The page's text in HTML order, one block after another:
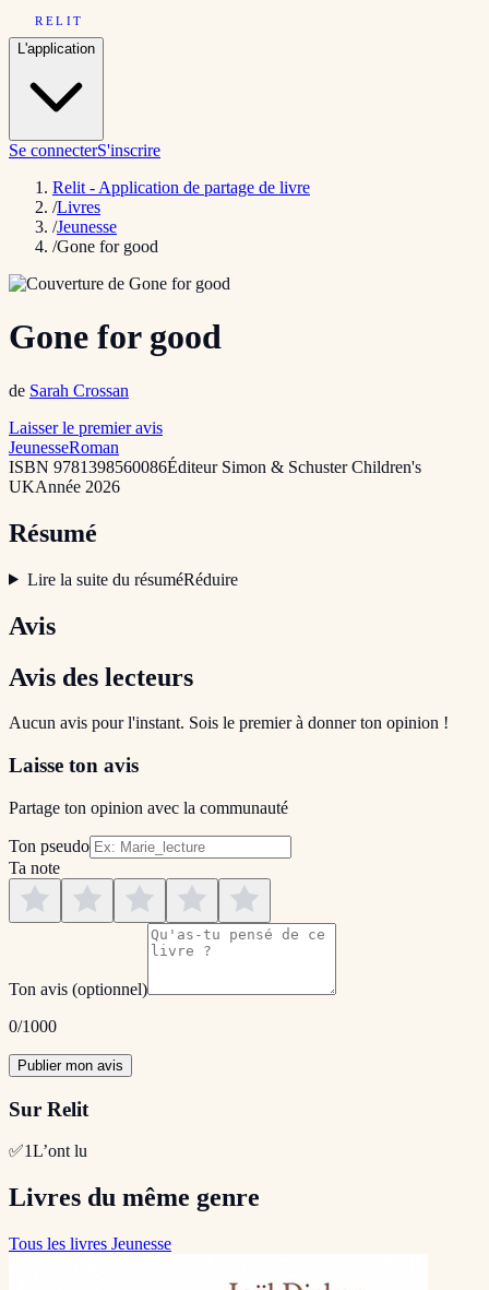
RELIT
L'application
Se connecterS'inscrire
Relit - Application de partage de livre
/Livres
/Jeunesse
/Gone for good
Gone for good
de Sarah Crossan
Laisser le premier avis
JeunesseRoman
ISBN 9781398560086Éditeur Simon & Schuster Children's
UKAnnée 2026
Résumé
Lire la suite du résuméRéduire
Avis
Avis des lecteurs
Aucun avis pour l'instant. Sois le premier à donner ton opinion !
Laisse ton avis
Partage ton opinion avec la communauté
Ton pseudo
Ta note
Ton avis (optionnel)
0/1000
Publier mon avis
Sur Relit
✅1L’ont lu
Livres du même genre
Tous les livres Jeunesse